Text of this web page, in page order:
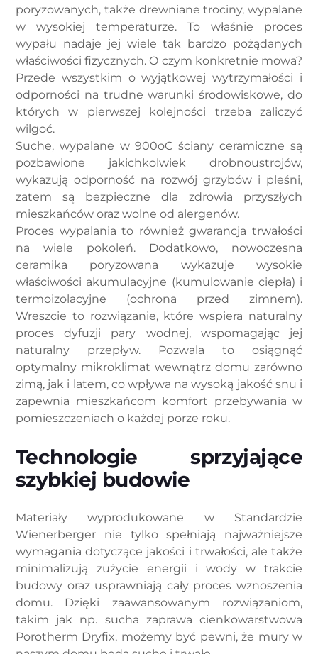
poryzowanych, także drewniane trociny, wypalane
w wysokiej temperaturze. To właśnie proces
wypału nadaje jej wiele tak bardzo pożądanych
właściwości fizycznych. O czym konkretnie mowa?
Przede wszystkim o wyjątkowej wytrzymałości i
odporności na trudne warunki środowiskowe, do
których w pierwszej kolejności trzeba zaliczyć
wilgoć.
Suche, wypalane w 900oC ściany ceramiczne są
pozbawione jakichkolwiek drobnoustrojów,
wykazują odporność na rozwój grzybów i pleśni,
zatem są bezpieczne dla zdrowia przyszłych
mieszkańców oraz wolne od alergenów.
Proces wypalania to również gwarancja trwałości
na wiele pokoleń. Dodatkowo, nowoczesna
ceramika poryzowana wykazuje wysokie
właściwości akumulacyjne (kumulowanie ciepła) i
termoizolacyjne (ochrona przed zimnem).
Wreszcie to rozwiązanie, które wspiera naturalny
proces dyfuzji pary wodnej, wspomagając jej
naturalny przepływ. Pozwala to osiągnąć
optymalny mikroklimat wewnątrz domu zarówno
zimą, jak i latem, co wpływa na wysoką jakość snu i
zapewnia mieszkańcom komfort przebywania w
pomieszczeniach o każdej porze roku.
Technologie sprzyjające
szybkiej budowie
Materiały wyprodukowane w Standardzie
Wienerberger nie tylko spełniają najważniejsze
wymagania dotyczące jakości i trwałości, ale także
minimalizują zużycie energii i wody w trakcie
budowy oraz usprawniają cały proces wznoszenia
domu. Dzięki zaawansowanym rozwiązaniom,
takim jak np. sucha zaprawa cienkowarstwowa
Porotherm Dryfix, możemy być pewni, że mury w